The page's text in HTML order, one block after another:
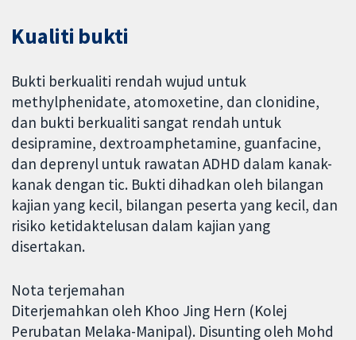
Kualiti bukti
Bukti berkualiti rendah wujud untuk
methylphenidate, atomoxetine, dan clonidine,
dan bukti berkualiti sangat rendah untuk
desipramine, dextroamphetamine, guanfacine,
dan deprenyl untuk rawatan ADHD dalam kanak-
kanak dengan tic. Bukti dihadkan oleh bilangan
kajian yang kecil, bilangan peserta yang kecil, dan
risiko ketidaktelusan dalam kajian yang
disertakan.
Nota terjemahan
Diterjemahkan oleh Khoo Jing Hern (Kolej
Perubatan Melaka-Manipal). Disunting oleh Mohd